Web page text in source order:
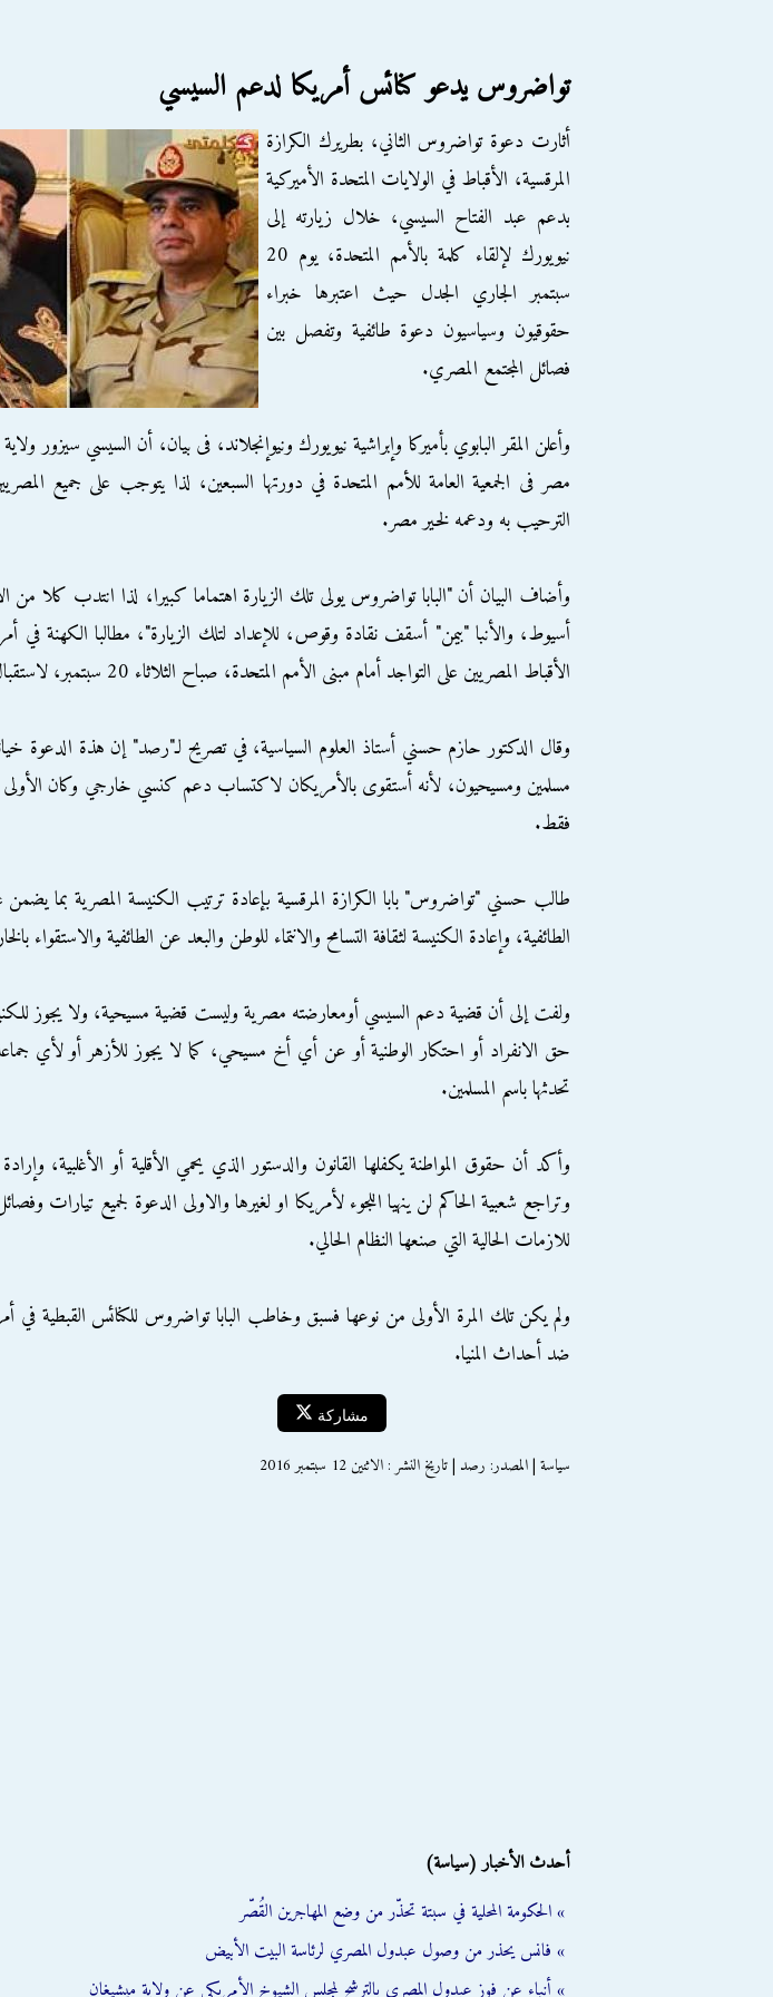
تواضروس يدعو كنائس أمريكا لدعم السيسي
أثارت دعوة تواضروس الثاني، بطريرك الكرازة
المرقسية، الأقباط في الولايات المتحدة الأميركية
بدعم عبد الفتاح السيسي، خلال زيارته إلى
نيويورك لإلقاء كلمة بالأمم المتحدة، يوم 20
سبتمبر الجاري الجدل حيث اعتبرها خبراء
حقوقيون وسياسيون دعوة طائفية وتفصل بين
فصائل المجتمع المصري.
وأعلن المقر البابوي بأميركا وإبراشية نيويورك ونيوإنجلاند، فى بيان، أن السيسي سيزور
مصر فى الجمعية العامة للأمم المتحدة في دورتها السبعين، لذا يتوجب على جميع
الترحيب به ودعمه لخير مصر.
وأضاف البيان أن "البابا تواضروس يولى تلك الزيارة اهتماما كبيرا، لذا انتدب كلا من
أسيوط، والأنبا "بيمن" أسقف نقادة وقوص، للإعداد لتلك الزيارة"، مطالبا الكهنة في
الأقباط المصريين على التواجد أمام مبنى الأمم المتحدة، صباح الثلاثاء 20 سبتمبر، لاستقبال السيسي.
وقال الدكتور حازم حسني أستاذ العلوم السياسية، في تصريح لـ"رصد" إن هذة الدعوة
مسلمين ومسيحيون، لأنه أستقوى بالأمريكان لاكتساب دعم كنسي خارجي وكان الأولى
فقط.
طالب حسني "تواضروس" بابا الكرازة المرقسية بإعادة ترتيب الكنيسة المصرية بما
الطائفية، وإعادة الكنيسة لثقافة التسامح والانتماء للوطن والبعد عن الطائفية والاستقواء
ولفت إلى أن قضية دعم السيسي أومعارضته مصرية وليست قضية مسيحية، ولا يجوز
حق الانفراد أو احتكار الوطنية أو عن أي أخ مسيحي، كما لا يجوز للأزهر أو لأي
تحدثها باسم المسلمين.
وأكد أن حقوق المواطنة يكفلها القانون والدستور الذي يحمي الأقلية أو الأغلبية،
وتراجع شعبية الحاكم لن ينهيا اللجوء لأمريكا او لغيرها والاولى الدعوة لجميع تيارات
للازمات الحالية التي صنعها النظام الحالي.
ولم يكن تلك المرة الأولى من نوعها فسبق وخاطب البابا تواضروس للكنائس القبطية في
ضد أحداث المنيا.
مشاركة
سياسة | المصدر: رصد | تاريخ النشر : الاثنين 12 سبتمبر 2016
أحدث الأخبار (سياسة)
» الحكومة المحلية في سبتة تحذّر من وضع المهاجرين القُصّر
» فانس يحذر من وصول عبدول المصري لرئاسة البيت الأبيض
» أنباء عن فوز عبدول المصري بالترشح لمجلس الشيوخ الأمريكي عن ولاية ميشيغان